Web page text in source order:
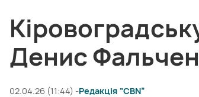
Денис
02.04.26 (11:44) -Редакція “CBN”